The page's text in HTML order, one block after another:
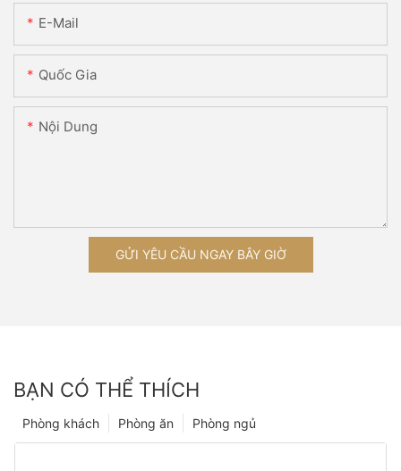
E-Mail
Quốc Gia
Nội Dung
GỬI YÊU CẦU NGAY BÂY GIỜ
BẠN CÓ THỂ THÍCH
Phòng ngủ
Phòng ăn
Phòng khách